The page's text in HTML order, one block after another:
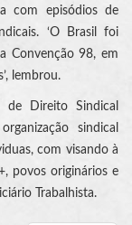
com episódios de
‘O Brasil foi
Convenção 98, em
lembrou.
Direito Sindical
sindical
com visando à
povos originários e
Trabalhista.